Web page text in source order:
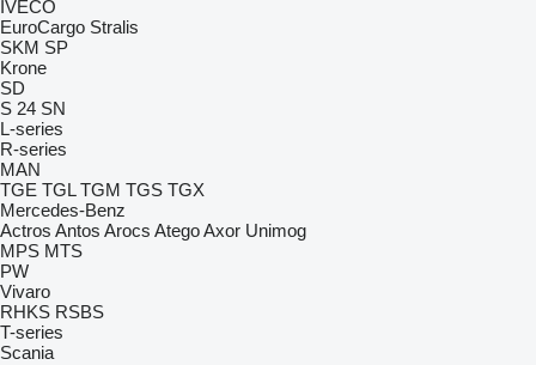
IVECO
EuroCargo Stralis
SKM SP
Krone
SD
S 24 SN
L-series
R-series
MAN
TGE TGL TGM TGS TGX
Mercedes-Benz
Actros Antos Arocs AtegoAxor Unimog
MPS MTS
PW
Vivaro
RHKS RSBS
T-series
Scania